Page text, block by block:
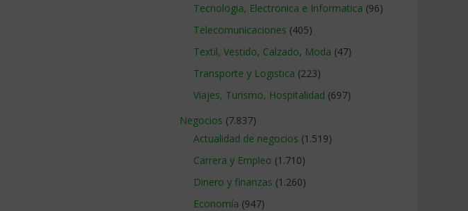
Tecnologia, Electronica e Informatica (96)
Telecomunicaciones (405)
Textil, Vestido, Calzado, Moda (47)
Transporte y Logistica (223)
Viajes, Turismo, Hospitalidad (697)
Negocios (7.837)
Actualidad de negocios (1.519)
Carrera y Empleo (1.710)
Dinero y finanzas (1.260)
Economía (947)